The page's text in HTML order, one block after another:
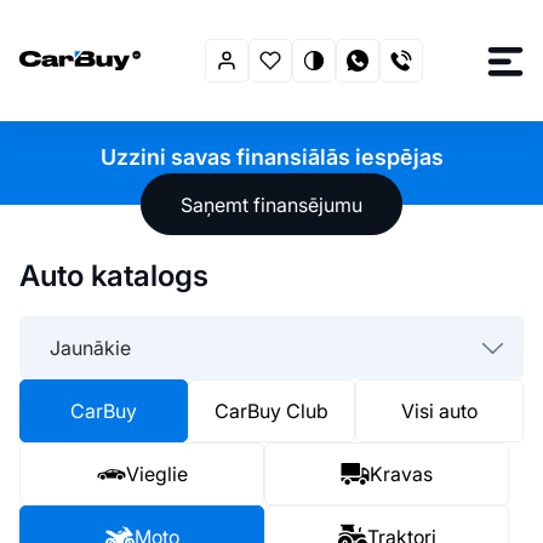
Uzzini savas finansiālās iespējas
Saņemt finansējumu
Auto katalogs
Jaunākie
CarBuy CarBuy Club Visi auto
Vieglie Kravas
Moto Traktori